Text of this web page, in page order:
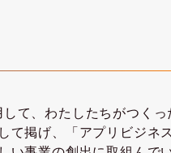
て、わたしたちがつくっ
て掲げ、「アプリビジネ